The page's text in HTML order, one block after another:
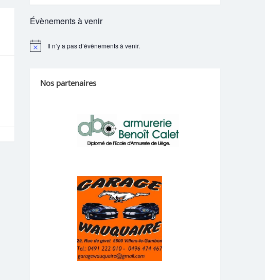
Évènements à venir
Notice Il n’y a pas d’évènements à venir.
Nos partenaires